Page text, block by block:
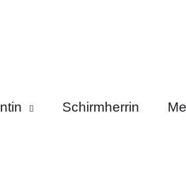
Schirmherrin